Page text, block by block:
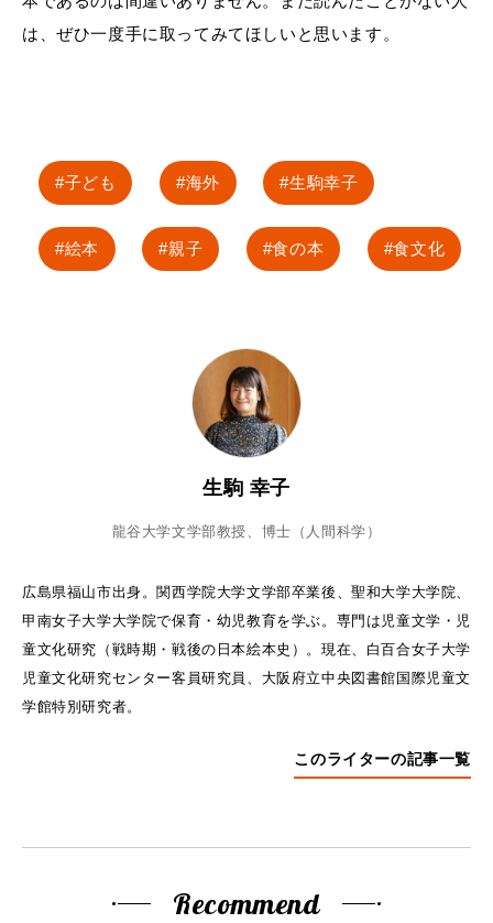
は、ぜひ一度手に取ってみてほしいと思います。
子ども 海外 生駒幸子
絵本 親子 食の本 食文化
生駒 幸子
龍谷大学文学部教授、博士（人間科学）
広島県福山市出身。関西学院大学文学部卒業後、聖和大学大学院、
甲南女子大学大学院で保育・幼児教育を学ぶ。専門は児童文学・児
童文化研究（戦時期・戦後の日本絵本史）。現在、白百合女子大学
児童文化研究センター客員研究員、大阪府立中央図書館国際児童文
学館特別研究者。
このライターの記事一覧
Recommend